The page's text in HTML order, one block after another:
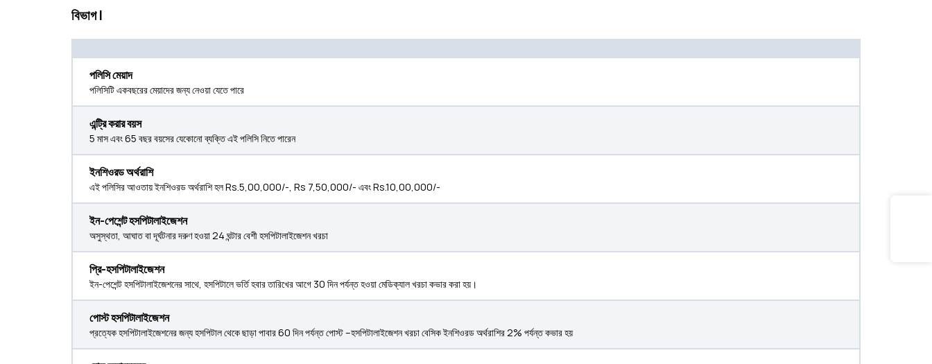
বিভাগ I
পলিসি মেয়াদ
পলিসিটি একবছরের মেয়াদের জন্য নেওয়া যেতে পারে
এন্ট্রি করার বয়স
5 মাস এবং 65 বছর বয়সের যেকোনো ব্যক্তি এই পলিসি নিতে পারেন
ইনশিওরড অর্থরাশি
এই পলিসির আওতায় ইনশিওরড অর্থরাশি হল Rs.5,00,000/-, Rs 7,50,000/- এবং Rs.10,00,000/-
ইন-পেশেন্ট হসপিটালাইজেশন
অসুস্থতা, আঘাত বা দূর্ঘটনার দরুণ হওয়া 24 ঘন্টার বেশী হসপিটালাইজেশন খরচা
প্রি-হসপিটালাইজেশন
ইন-পেশেন্ট হসপিটালাইজেশনের সাথে, হসপিটালে ভর্তি হবার তারিখের আগে 30 দিন পর্যন্ত হওয়া মেডিক্যাল খরচা কভার করা হয়।
পোস্ট হসপিটালাইজেশন
প্রত্যেক হসপিটালাইজেশনের জন্য হসপিটাল থেকে ছাড়া পাবার 60 দিন পর্যন্ত পোস্ট –হসপিটালাইজেশন খরচা বেসিক ইনশিওরড অর্থরাশির 2% পর্যন্ত কভার হয়